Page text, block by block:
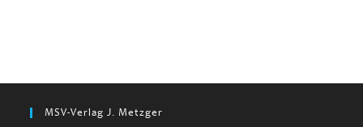
MSV-Verlag J. Metzger